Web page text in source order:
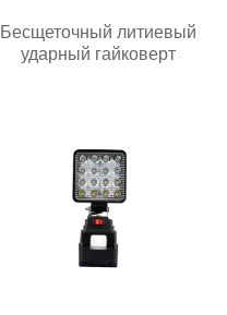
Бесщеточный литиевый
ударный гайковерт